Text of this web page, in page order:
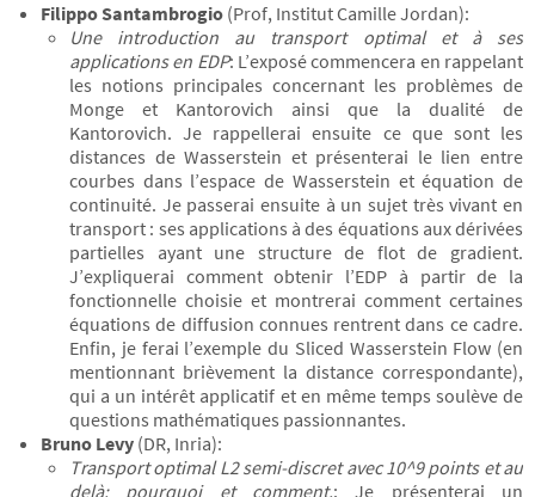
Filippo Santambrogio (Prof, Institut Camille Jordan):
Une introduction au transport optimal et à ses
applications en EDP: L’exposé commencera en rappelant
les notions principales concernant les problèmes de
Monge et Kantorovich ainsi que la dualité de
Kantorovich. Je rappellerai ensuite ce que sont les
distances de Wasserstein et présenterai le lien entre
courbes dans l’espace de Wasserstein et équation de
continuité. Je passerai ensuite à un sujet très vivant en
transport : ses applications à des équations aux dérivées
partielles ayant une structure de flot de gradient.
J’expliquerai comment obtenir l’EDP à partir de la
fonctionnelle choisie et montrerai comment certaines
équations de diffusion connues rentrent dans ce cadre.
Enfin, je ferai l’exemple du Sliced Wasserstein Flow (en
mentionnant brièvement la distance correspondante),
qui a un intérêt applicatif et en même temps soulève de
questions mathématiques passionnantes.
Bruno Levy (DR, Inria):
Transport optimal L2 semi-discret avec 10^9 points et au
delà: pourquoi et comment.: Je présenterai un